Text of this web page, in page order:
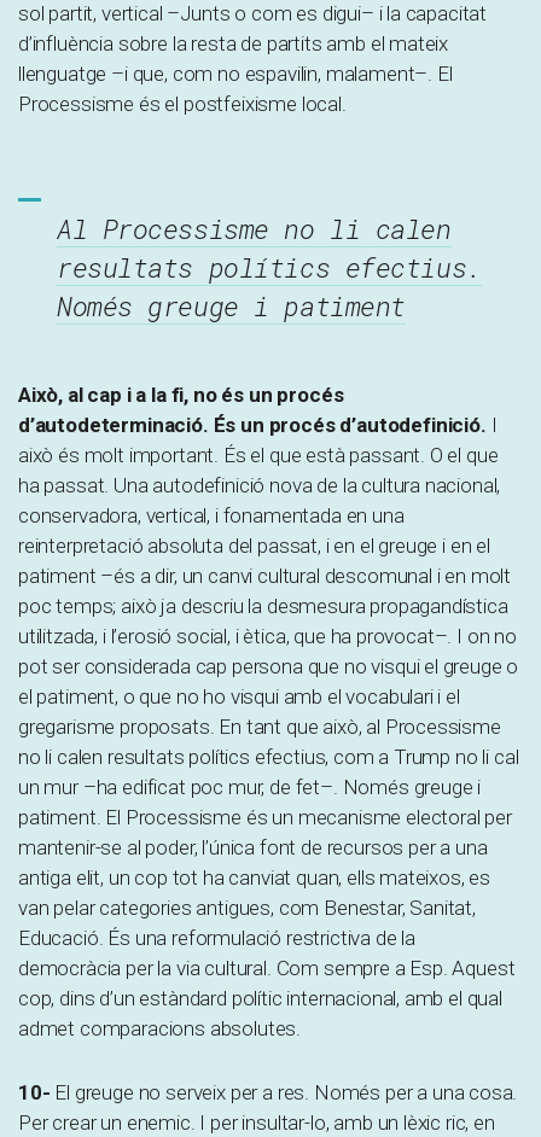
sol partit, vertical –Junts o com es digui– i la capacitat
d’influència sobre la resta de partits amb el mateix
llenguatge –i que, com no espavilin, malament–. El
Processisme és el postfeixisme local.
Al Processisme no li calen
resultats polítics efectius.
Només greuge i patiment
Això, al cap i a la fi, no és un procés
d’autodeterminació. És un procés d’autodefinició. I
això és molt important. És el que està passant. O el que
ha passat. Una autodefinició nova de la cultura nacional,
conservadora, vertical, i fonamentada en una
reinterpretació absoluta del passat, i en el greuge i en el
patiment –és a dir, un canvi cultural descomunal i en molt
poc temps; això ja descriu la desmesura propagandística
utilitzada, i l’erosió social, i ètica, que ha provocat–. I on no
pot ser considerada cap persona que no visqui el greuge o
el patiment, o que no ho visqui amb el vocabulari i el
gregarisme proposats. En tant que això, al Processisme
no li calen resultats polítics efectius, com a Trump no li cal
un mur –ha edificat poc mur, de fet–. Només greuge i
patiment. El Processisme és un mecanisme electoral per
mantenir-se al poder, l’única font de recursos per a una
antiga elit, un cop tot ha canviat quan, ells mateixos, es
van pelar categories antigues, com Benestar, Sanitat,
Educació. És una reformulació restrictiva de la
democràcia per la via cultural. Com sempre a Esp. Aquest
cop, dins d’un estàndard polític internacional, amb el qual
admet comparacions absolutes.
10- El greuge no serveix per a res. Només per a una cosa.
Per crear un enemic. I per insultar-lo, amb un lèxic ric, en